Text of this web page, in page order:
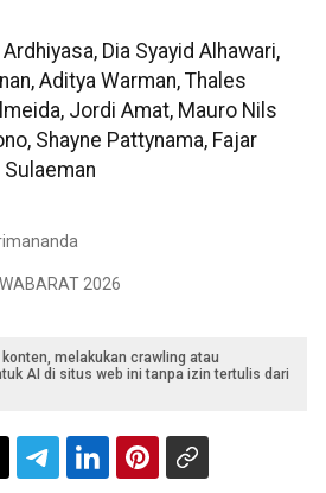
Dia Syayid Alhawari,
Aditya Warman, Thales
Jordi Amat, Mauro Nils
Shayne Pattynama, Fajar
Sulaeman
2026
melakukan crawling atau
AI di situs web ini tanpa izin tertulis dari